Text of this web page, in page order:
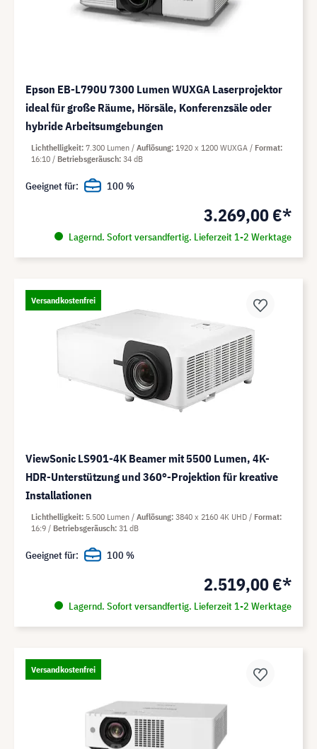
Epson EB-L790U 7300 Lumen WUXGA Laserprojektor
ideal für große Räume, Hörsäle, Konferenzsäle oder
hybride Arbeitsumgebungen
3.269,00 €*
Lagernd. Sofort versandfertig. Lieferzeit 1-2 Werktage
Lichthelligkeit 7.300 Lumen Auflösung 1920 x 1200 WUXGA
Format
16:10
Betriebsgeräusch 34 dB
Geeignet für: 100 %
Versandkostenfrei
ViewSonic LS901-4K Beamer mit 5500 Lumen, 4K-
HDR-Unterstützung und 360°-Projektion für kreative
Installationen
2.519,00 €*
Lagernd. Sofort versandfertig. Lieferzeit 1-2 Werktage
Lichthelligkeit 5.500 Lumen Auflösung 3840 x 2160 4K UHD
Format
16:9
Betriebsgeräusch 31 dB
Geeignet für: 100 %
Versandkostenfrei